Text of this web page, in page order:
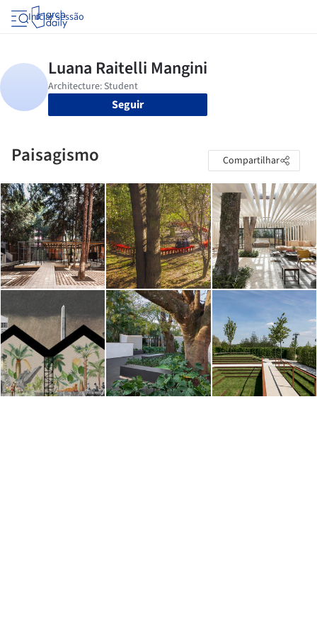
Iniciar sessão
Seguir
Paisagismo Compartilhar